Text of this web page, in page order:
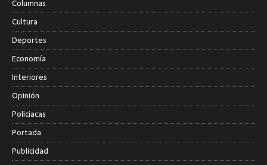
Columnas
Cultura
Deportes
Economía
Interiores
Opinión
Policiacas
Portada
Publicidad